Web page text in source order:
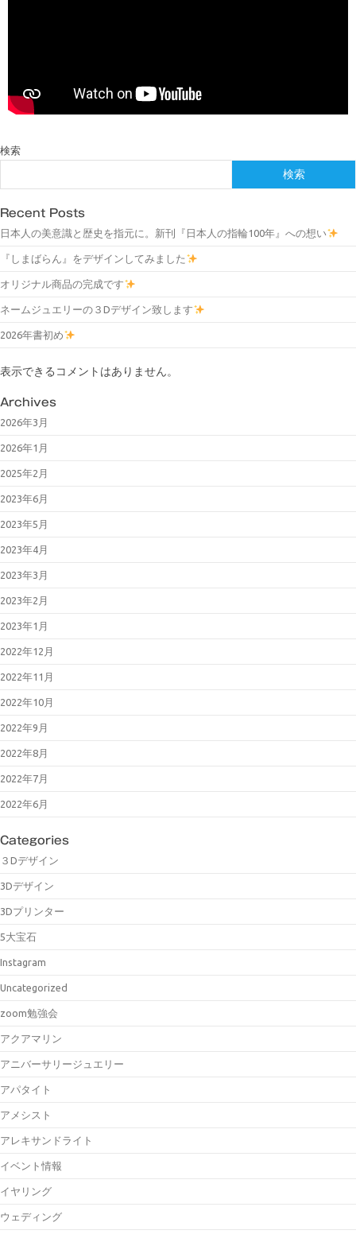
検索
検索
Recent Posts
日本人の美意識と歴史を指元に。新刊『日本人の指輪100年』への想い
『しまばらん』をデザインしてみました
オリジナル商品の完成です
ネームジュエリーの３Dデザイン致します
2026年書初め
表示できるコメントはありません。
Archives
2026年3月
2026年1月
2025年2月
2023年6月
2023年5月
2023年4月
2023年3月
2023年2月
2023年1月
2022年12月
2022年11月
2022年10月
2022年9月
2022年8月
2022年7月
2022年6月
Categories
３Dデザイン
3Dデザイン
3Dプリンター
5大宝石
Instagram
Uncategorized
zoom勉強会
アクアマリン
アニバーサリージュエリー
アパタイト
アメシスト
アレキサンドライト
イベント情報
イヤリング
ウェディング